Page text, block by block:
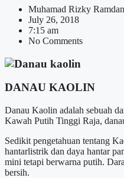
Muhamad Rizky Ramdan
July 26, 2018
7:15 am
No Comments
DANAU KAOLIN
Danau Kaolin adalah sebuah
Kawah Putih Tinggi Raja,
Sedikit pengetahuan tentang
hantarlistrik dan daya hantar
mini tetapi berwarna putih.
bersih.